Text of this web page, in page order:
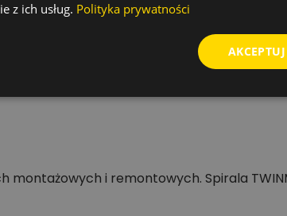
wiercenia.
montażowych i remontowych. Spirala
z ich usług. Polityka prywatności